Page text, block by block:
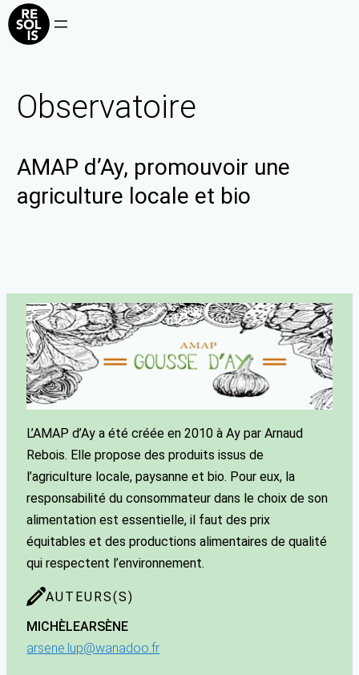
Observatoire
AMAP d’Ay, promouvoir une
agriculture locale et bio
L’AMAP d’Ay a été créée en 2010 à Ay par Arnaud
Rebois. Elle propose des produits issus de
l’agriculture locale, paysanne et bio. Pour eux, la
responsabilité du consommateur dans le choix de son
alimentation est essentielle, il faut des prix
équitables et des productions alimentaires de qualité
qui respectent l’environnement.
AUTEURS(S)
MICHÈLEARSÈNE
arsene.lup@wanadoo.fr